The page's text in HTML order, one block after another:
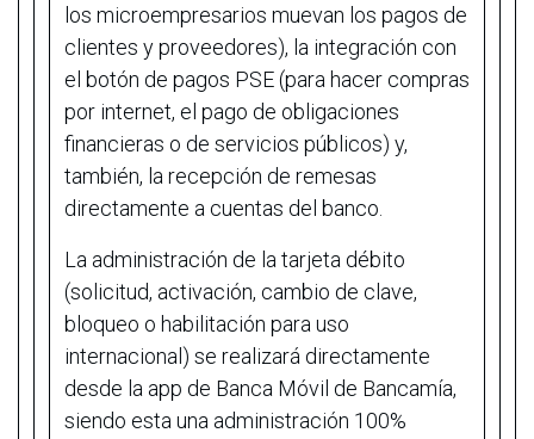
los microempresarios muevan los pagos de
clientes y proveedores), la integración con
el botón de pagos PSE (para hacer compras
por internet, el pago de obligaciones
financieras o de servicios públicos) y,
también, la recepción de remesas
directamente a cuentas del banco.
La administración de la tarjeta débito
(solicitud, activación, cambio de clave,
bloqueo o habilitación para uso
internacional) se realizará directamente
desde la app de Banca Móvil de Bancamía,
siendo esta una administración 100%